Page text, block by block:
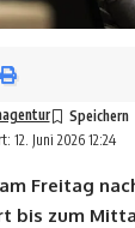
12. Juni 2026 12:24
Freitag
bis zum